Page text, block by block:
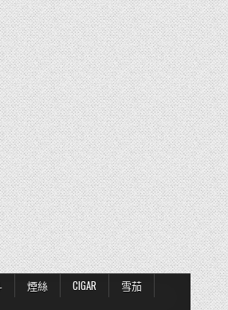
煙絲 CIGAR
雪茄